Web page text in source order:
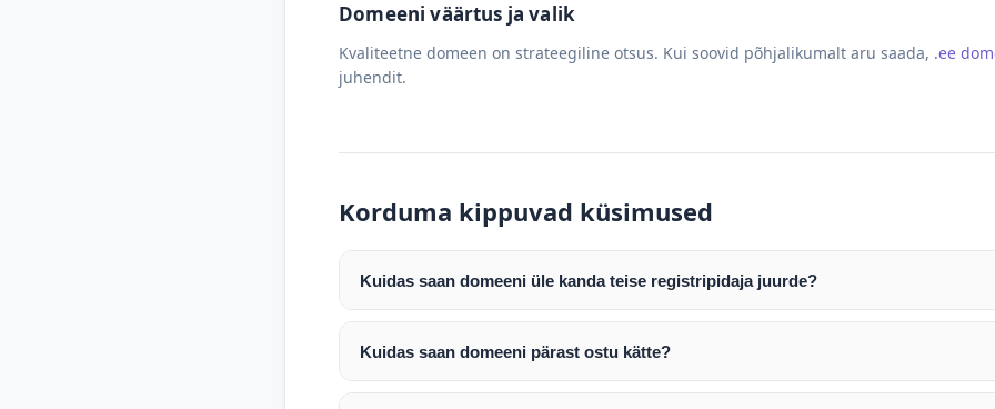
Domeeni väärtus ja valik
Kvaliteetne domeen on strateegiline otsus. Kui soovid põhjalikumalt aru saada, .ee
juhendit.
Korduma kippuvad küsimused
Kuidas saan domeeni üle kanda teise registripidaja juurde?
Pärast makse laekumist edastame teile domeeni AUTH (EPP) koodi. Selle abil saate
enda valitud registripidaja juurde.
Domeeni ülekandmine toimub registripidajate vahelise protsessina ning võib võtta
Kuidas saan domeeni pärast ostu kätte?
Pärast ostu vormistamist väljastame arve. Maksekinnituse järel edastame teile